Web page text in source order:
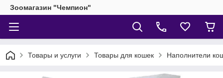
Зоомагазин "Чемпион"
Товары и услуги Товары для кошек Наполнители